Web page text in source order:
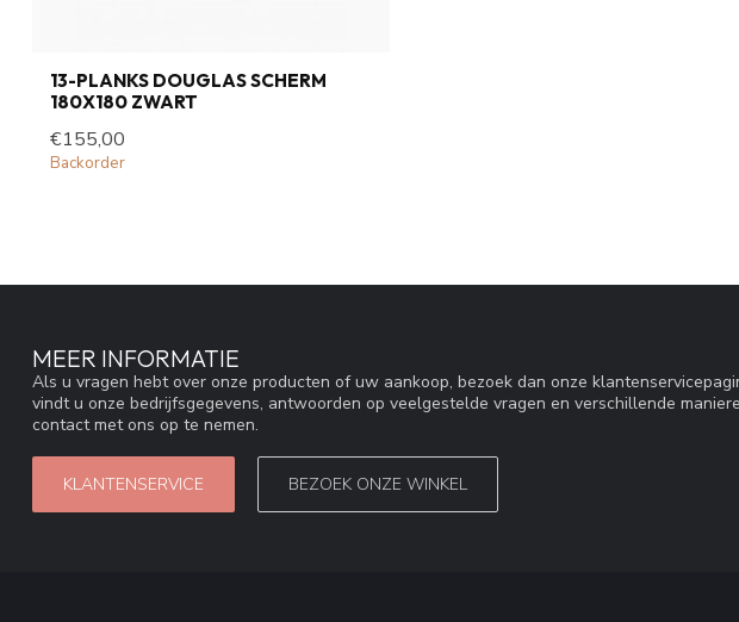
13-PLANKS DOUGLAS SCHERM
180X180 ZWART
€155,00
Backorder
MEER INFORMATIE
Als u vragen hebt over onze producten of uw aankoop, bezoek dan onze
vindt u onze bedrijfsgegevens, antwoorden op veelgestelde vragen en verschillende
contact met ons op te nemen.
KLANTENSERVICE BEZOEK ONZE WINKEL